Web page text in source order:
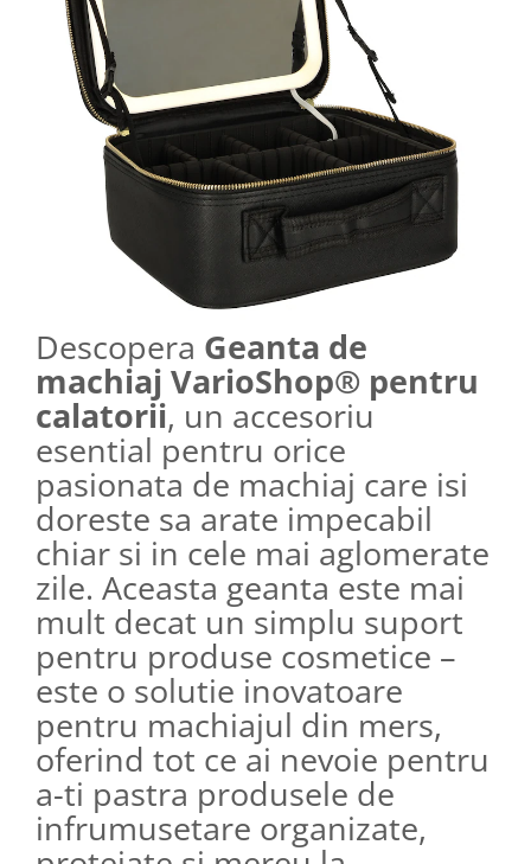
Descopera Geanta de
machiaj VarioShop® pentru
calatorii, un accesoriu
esential pentru orice
pasionata de machiaj care isi
doreste sa arate impecabil
chiar si in cele mai aglomerate
zile. Aceasta geanta este mai
mult decat un simplu suport
pentru produse cosmetice –
este o solutie inovatoare
pentru machiajul din mers,
oferind tot ce ai nevoie pentru
a-ti pastra produsele de
infrumusetare organizate,